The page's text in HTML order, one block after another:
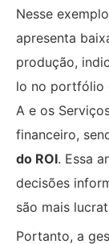
Nesse
apresenta
produção,
lo no portfólio
A e os
financeiro,
do ROI. Essa
decisões
são mais
Portanto, a